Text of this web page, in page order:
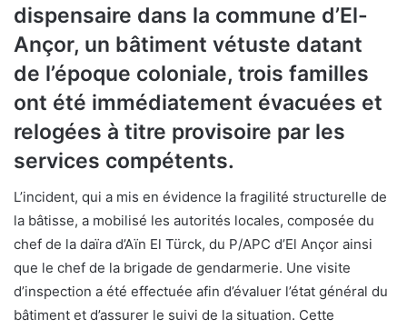
dispensaire dans la commune d’El-
Ançor, un bâtiment vétuste datant
de l’époque coloniale, trois familles
ont été immédiatement évacuées et
relogées à titre provisoire par les
services compétents.
L’incident, qui a mis en évidence la fragilité structurelle de
la bâtisse, a mobilisé les autorités locales, composée du
chef de la daïra d’Aïn El Türck, du P/APC d’El Ançor ainsi
que le chef de la brigade de gendarmerie. Une visite
d’inspection a été effectuée afin d’évaluer l’état général du
bâtiment et d’assurer le suivi de la situation. Cette